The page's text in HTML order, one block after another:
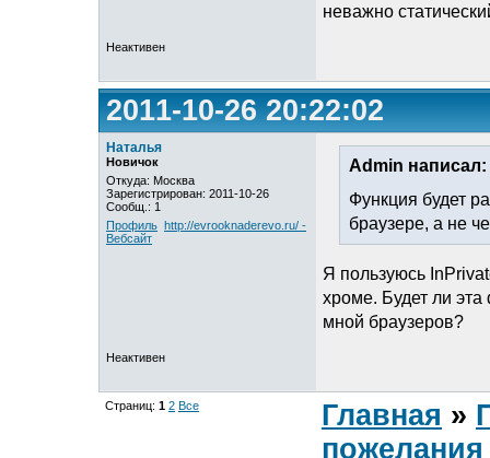
неважно
Неактивен
2011-10-26 20:22:02
Наталья
Новичок
Откуда: Москва
Зарегистрирован: 2011-10-26
Сообщ.: 1
Профиль http://evrooknaderevo.ru/ -
Вебсайт
Admin написал:
Функция будет
браузере, а не
Я пользуюсь
хроме. Будет ли эта
мной браузеров?
Неактивен
Страниц: 1 2 Все Главная »
пожелания